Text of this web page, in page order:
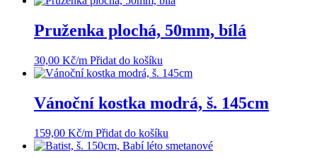
Pruženka plochá, 50mm, bílá
30,00 Kč/m Přidat do košíku
Vánoční kostka modrá, š. 145cm
159,00 Kč/m Přidat do košíku